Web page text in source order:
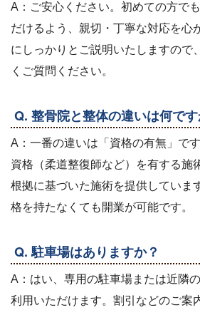
A：ご安心ください。初めての方で
だけるよう、親切・丁寧な対応を心
にしっかりとご説明いたしますので
くご質問ください。
Q. 整骨院と整体の違いは何です
A：一番の違いは「資格の有無」で
資格（柔道整復師など）を有する施
根拠に基づいた施術を提供していま
格を持たなくても開業が可能です。
Q. 駐車場はありますか？
A：はい、専用の駐車場または近隣
利用いただけます。割引などのご案